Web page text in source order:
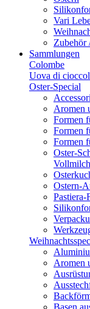
Vari
Zubehör
Sammlungen
Colombe
Uova di
Oster-Special
Aromen
Formen
Formen
Formen
Oster-
Ostern-
Pastiera-
Aromen
Basen